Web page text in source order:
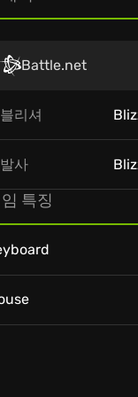
Battle.net
리셔
사
특징